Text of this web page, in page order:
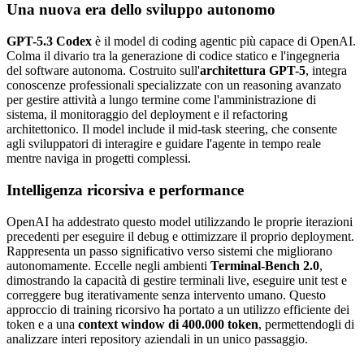
Una nuova era dello sviluppo autonomo
GPT-5.3 Codex è il model di coding agentic più capace di OpenAI.
Colma il divario tra la generazione di codice statico e l'ingegneria
del software autonoma. Costruito sull'architettura GPT-5, integra
conoscenze professionali specializzate con un reasoning avanzato
per gestire attività a lungo termine come l'amministrazione di
sistema, il monitoraggio del deployment e il refactoring
architettonico. Il model include il mid-task steering, che consente
agli sviluppatori di interagire e guidare l'agente in tempo reale
mentre naviga in progetti complessi.
Intelligenza ricorsiva e performance
OpenAI ha addestrato questo model utilizzando le proprie iterazioni
precedenti per eseguire il debug e ottimizzare il proprio deployment.
Rappresenta un passo significativo verso sistemi che migliorano
autonomamente. Eccelle negli ambienti Terminal-Bench 2.0,
dimostrando la capacità di gestire terminali live, eseguire unit test e
correggere bug iterativamente senza intervento umano. Questo
approccio di training ricorsivo ha portato a un utilizzo efficiente dei
token e a una context window di 400.000 token, permettendogli di
analizzare interi repository aziendali in un unico passaggio.